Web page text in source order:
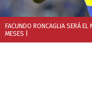
FACUNDO RONCAGLIA SERÁ
MESES